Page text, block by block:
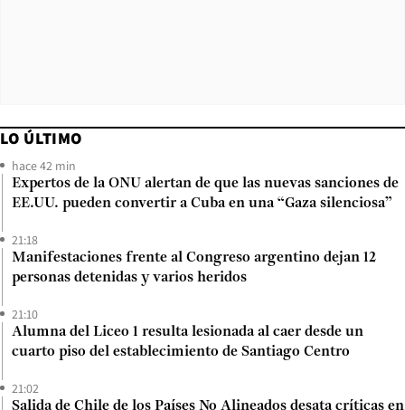
LO ÚLTIMO
hace 42 min
Expertos de la ONU alertan de que las nuevas sanciones de
EE.UU. pueden convertir a Cuba en una “Gaza silenciosa”
21:18
Manifestaciones frente al Congreso argentino dejan 12
personas detenidas y varios heridos
21:10
Alumna del Liceo 1 resulta lesionada al caer desde un
cuarto piso del establecimiento de Santiago Centro
21:02
Salida de Chile de los Países No Alineados desata críticas en